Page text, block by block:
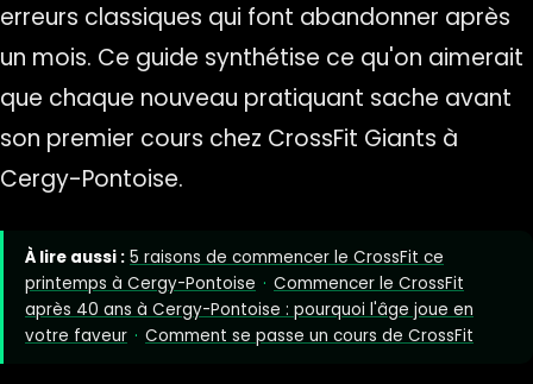
erreurs classiques qui font abandonner après
un mois. Ce guide synthétise ce qu'on aimerait
que chaque nouveau pratiquant sache avant
son premier cours chez CrossFit Giants à
Cergy-Pontoise.
À lire aussi : 5 raisons de commencer le CrossFit ce
printemps à Cergy-Pontoise · Commencer le CrossFit
après 40 ans à Cergy-Pontoise : pourquoi l'âge joue en
votre faveur · Comment se passe un cours de CrossFit